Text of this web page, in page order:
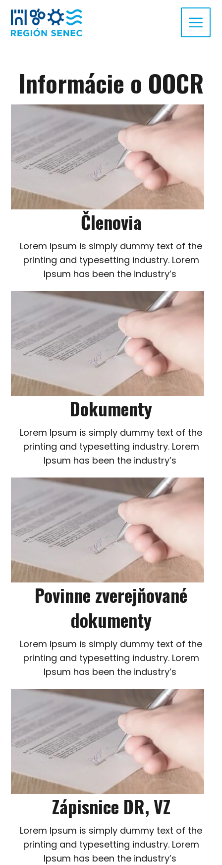
Informácie o OOCR
Členovia
Lorem Ipsum is simply dummy text of the
printing and typesetting industry. Lorem
Ipsum has been the industry’s
Dokumenty
Lorem Ipsum is simply dummy text of the
printing and typesetting industry. Lorem
Ipsum has been the industry’s
Povinne zverejňované
dokumenty
Lorem Ipsum is simply dummy text of the
printing and typesetting industry. Lorem
Ipsum has been the industry’s
Zápisnice DR, VZ
Lorem Ipsum is simply dummy text of the
printing and typesetting industry. Lorem
Ipsum has been the industry’s